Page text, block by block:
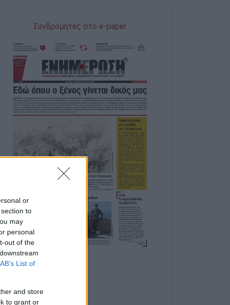
or
to
may
personal
out of the
List of
and store
to grant or
Συνδρομητές στο e-paper